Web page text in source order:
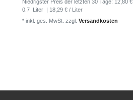
Niedrigster Preis der letzten 30 Tage: 12,80 €
0.7 Liter | 18,29 € / Liter
*inkl. ges. MwSt. zzgl.Versandkosten